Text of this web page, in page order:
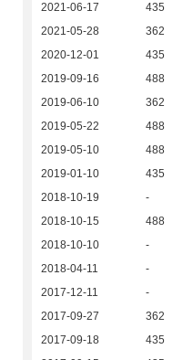
2021-06-17
435
2021-05-28
362
2020-12-01
435
2019-09-16
488
2019-06-10
362
2019-05-22
488
2019-05-10
488
2019-01-10
435
2018-10-19
-
2018-10-15
488
2018-10-10
-
2018-04-11
-
2017-12-11
-
2017-09-27
362
2017-09-18
435